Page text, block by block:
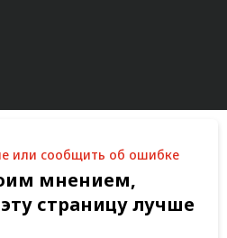
или сообщить об ошибке
мнением,
страницу лучше